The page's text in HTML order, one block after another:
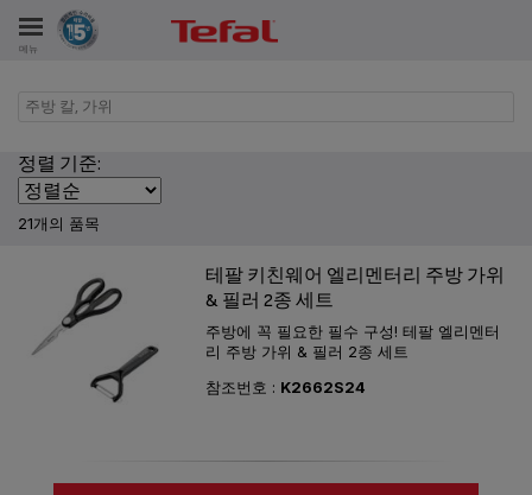
메뉴
주방 칼, 가위
정렬 기준:
21개의 품목
테팔 키친웨어 엘리멘터리 주방 가위
& 필러 2종 세트
주방에 꼭 필요한 필수 구성! 테팔 엘리멘터
리 주방 가위 & 필러 2종 세트
참조번호 : K2662S24